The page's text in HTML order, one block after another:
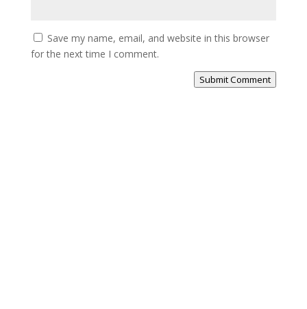
Save my name, email, and website in this browser
for the next time I comment.
Submit Comment